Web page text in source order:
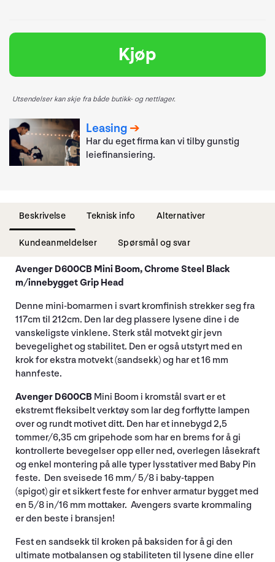
Kjøp
Utsendelser kan skje fra både butikk- og nettlager.
Leasing
Har du eget firma kan vi tilby gunstig
leiefinansiering.
Beskrivelse Teknisk info Alternativer
Kundeanmeldelser Spørsmål og svar
Avenger D600CB Mini Boom, Chrome Steel Black
m/innebygget Grip Head
Denne mini-bomarmen i svart kromfinish strekker seg fra
117cm til 212cm. Den lar deg plassere lysene dine i de
vanskeligste vinklene. Sterk stål motvekt gir jevn
bevegelighet og stabilitet. Den er også utstyrt med en
krok for ekstra motvekt (sandsekk) og har et 16 mm
hannfeste.
Avenger D600CB Mini Boom i kromstål svart er et
ekstremt fleksibelt verktøy som lar deg forflytte lampen
over og rundt motivet ditt. Den har et innebygd 2,5
tommer/6,35 cm gripehode som har en brems for å gi
kontrollerte bevegelser opp eller ned, overlegen låsekraft
og enkel montering på alle typer lysstativer med Baby Pin
feste. Den sveisede 16 mm/ 5/8 i baby-tappen
(spigot) gir et sikkert feste for enhver armatur bygget med
en 5/8 in/16 mm mottaker. Avengers svarte krommaling
er den beste i bransjen!
Fest en sandsekk til kroken på baksiden for å gi den
ultimate motbalansen og stabiliteten til lysene dine eller